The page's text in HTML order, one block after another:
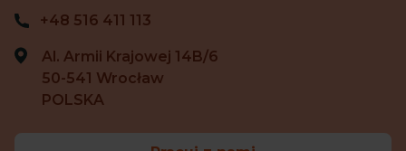
+48 516 411 113
Al. Armii Krajowej 14B/6
50-541 Wrocław
POLSKA